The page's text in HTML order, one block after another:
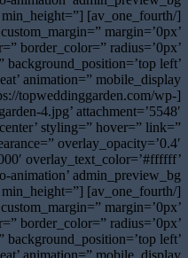
first min_height=”
margin=’0px’
border_color=” radius=’0px’
background_position=’top left’
topweddinggarden.com/wp-
4.jpg’ attachment=’5548′
styling=” hover=” link=”
overlay_opacity=’0.4′
overlay_text_color=’#ffffff’
min_height=”
margin=’0px’
border_color=” radius=’0px’
background_position=’top left’